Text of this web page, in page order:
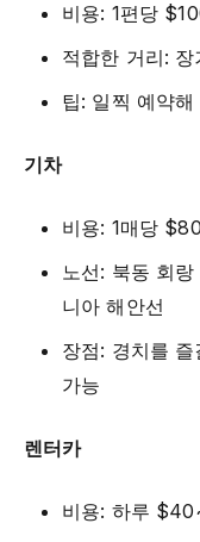
비용: 1편당
적합한 거리:
팁: 일찍 예약
기차
비용: 1매당
노선: 북동 회
니아 해안선
장점: 경치를
가능
렌터카
비용: 하루